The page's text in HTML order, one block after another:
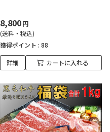
8,800円
(送料・税込)
獲得ポイント : 88
詳細 カートに入れる